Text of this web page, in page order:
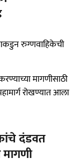
रुग्णवाहिकेची
मागणीसाठी
रोखण्यात आला
दंडवत
मागणी